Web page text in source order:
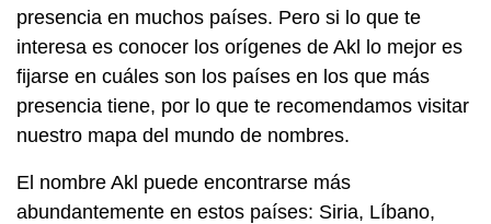
presencia en muchos países. Pero si lo que te
interesa es conocer los orígenes de Akl lo mejor es
fijarse en cuáles son los países en los que más
presencia tiene, por lo que te recomendamos visitar
nuestro mapa del mundo de nombres.
El nombre Akl puede encontrarse más
abundantemente en estos países: Siria, Líbano,